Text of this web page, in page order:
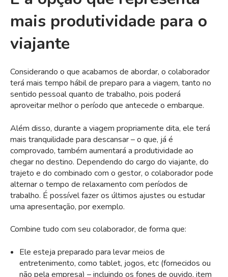
mais produtividade para o
viajante
Considerando o que acabamos de abordar, o colaborador
terá mais tempo hábil de preparo para a viagem, tanto no
sentido pessoal quanto de trabalho, pois poderá
aproveitar melhor o período que antecede o embarque.
Além disso, durante a viagem propriamente dita, ele terá
mais tranquilidade para descansar – o que, já é
comprovado, também aumentará a produtividade ao
chegar no destino. Dependendo do cargo do viajante, do
trajeto e do combinado com o gestor, o colaborador pode
alternar o tempo de relaxamento com períodos de
trabalho. É possível fazer os últimos ajustes ou estudar
uma apresentação, por exemplo.
Combine tudo com seu colaborador, de forma que:
Ele esteja preparado para levar meios de
entretenimento, como tablet, jogos, etc (fornecidos ou
não pela empresa) – incluindo os fones de ouvido, item